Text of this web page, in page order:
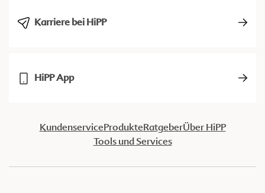
Karriere bei HiPP
HiPP App
KundenserviceProdukteRatgeberÜber HiPP
Tools und Services